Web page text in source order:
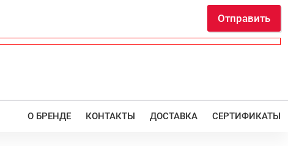
Отправить
О БРЕНДЕ КОНТАКТЫ ДОСТАВКА СЕРТИФИКАТЫ